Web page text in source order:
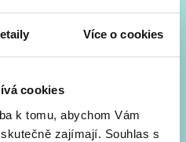
Více o cookies
cookies
k tomu, abychom Vám
zajímají. Souhlas s
měsíc rovnou do mailu!
a další.